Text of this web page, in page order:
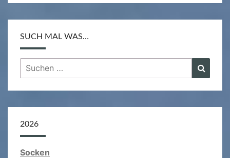
SUCH MAL WAS…
Suchen
nach:
2026
Socken